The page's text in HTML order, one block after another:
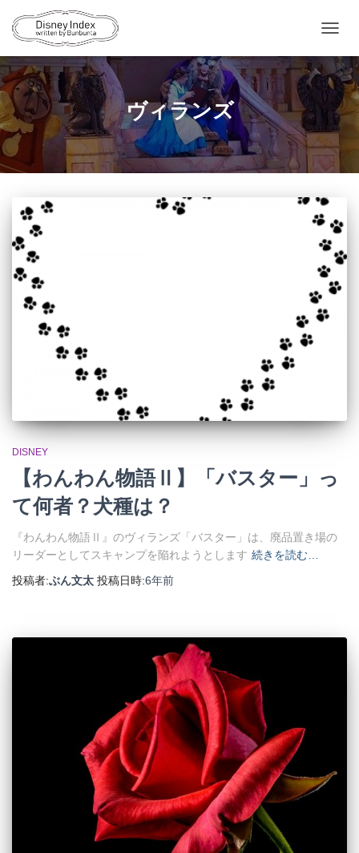
ビ
ゲ
ー
ョ
ン
を
切
ヴィランズ
DISNEY
【わんわん物語Ⅱ】「バスター」っ
て何者？犬種は？
『わんわん物語Ⅱ』のヴィランズ「バスター」は、廃品置き場の
リーダーとしてスキャンプを陥れようとします 続きを読む…
投稿者:ぶん文太 投稿日時:6年前